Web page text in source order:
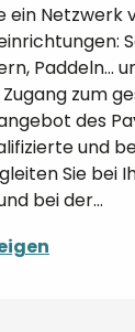
ein Netzwerk
Paddeln...
zum
des
und
Sie bei
bei der...